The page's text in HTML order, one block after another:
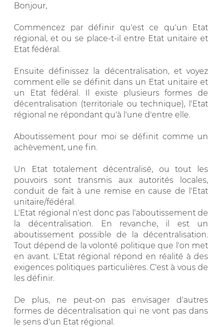
Bonjour,
Commencez par définir qu'est ce qu'un Etat
régional, et ou se place-t-il entre Etat unitaire et
Etat fédéral.
Ensuite définissez la décentralisation, et voyez
comment elle se définit dans un Etat unitaire et
un Etat fédéral. Il existe plusieurs formes de
décentralisation (territoriale ou technique), l'Etat
régional ne répondant qu'à l'une d'entre elle.
Aboutissement pour moi se définit comme un
achèvement, une fin.
Un Etat totalement décentralisé, ou tout les
pouvoirs sont transmis aux autorités locales,
conduit de fait à une remise en cause de l'Etat
unitaire/fédéral.
L'Etat régional n'est donc pas l'aboutissement de
la décentralisation. En revanche, il est un
aboutissement possible de la décentralisation.
Tout dépend de la volonté politique que l'on met
en avant. L'Etat régional répond en réalité à des
exigences politiques particulières. C'est à vous de
les définir.
De plus, ne peut-on pas envisager d'autres
formes de décentralisation qui ne vont pas dans
le sens d'un Etat régional.